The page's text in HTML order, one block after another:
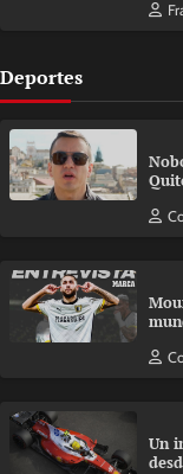
Deportes
Un